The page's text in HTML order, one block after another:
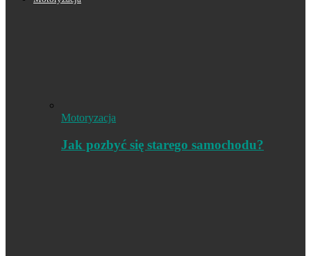
Motoryzacja
Jak pozbyć się starego samochodu?